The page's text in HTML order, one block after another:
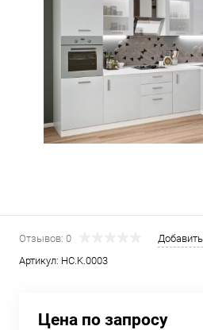
Отзывов: 0
Артикул: HC.K.0003
Цена по запросу